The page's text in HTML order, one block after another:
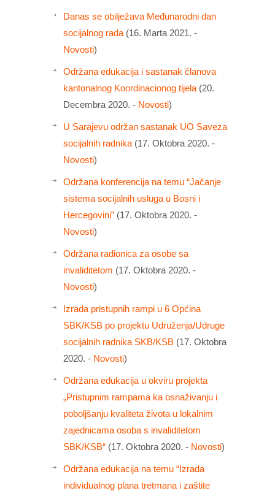
Danas se obilježava Međunarodni dan
socijalnog rada (16. Marta 2021. -
Novosti)
Održana edukacija i sastanak članova
kantonalnog Koordinacionog tijela (20.
Decembra 2020. - Novosti)
U Sarajevu održan sastanak UO Saveza
socijalnih radnika (17. Oktobra 2020. -
Novosti)
Održana konferencija na temu “Jačanje
sistema socijalnih usluga u Bosni i
Hercegovini” (17. Oktobra 2020. -
Novosti)
Održana radionica za osobe sa
invaliditetom (17. Oktobra 2020. -
Novosti)
Izrada pristupnih rampi u 6 Općina
SBK/KSB po projektu Udruženja/Udruge
socijalnih radnika SKB/KSB (17. Oktobra
2020. - Novosti)
Održana edukacija u okviru projekta
„Pristupnim rampama ka osnaživanju i
poboljšanju kvaliteta života u lokalnim
zajednicama osoba s invaliditetom
SBK/KSB“ (17. Oktobra 2020. - Novosti)
Održana edukacija na temu “Izrada
individualnog plana tretmana i zaštite